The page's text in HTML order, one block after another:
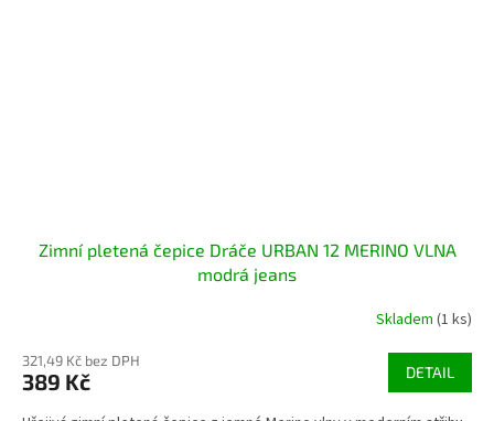
Zimní pletená čepice Dráče URBAN 12 MERINO VLNA
modrá jeans
Skladem (1 ks)
321,49 Kč bez DPH
389 Kč DETAIL